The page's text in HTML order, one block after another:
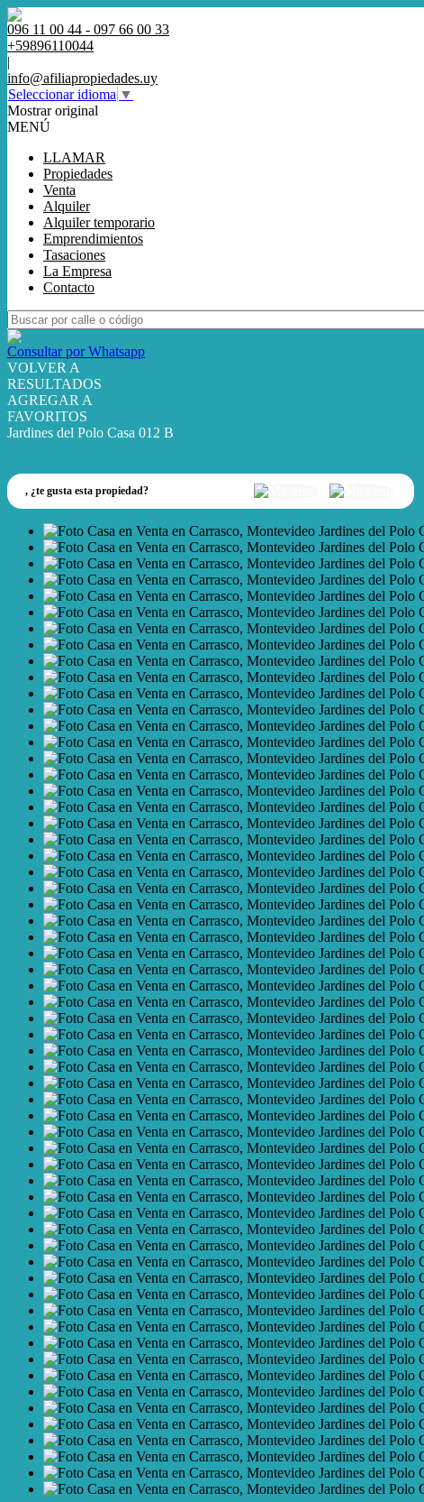
096 11 00 44 - 097 66 00 33
+59896110044
|
info@afiliapropiedades.uy
Seleccionar idioma ▼
Mostrar original
MENÚ
LLAMAR
Propiedades
Venta
Alquiler
Alquiler temporario
Emprendimientos
Tasaciones
La Empresa
Contacto
Consultar por Whatsapp
VOLVER A
RESULTADOS
AGREGAR A
FAVORITOS
Jardines del Polo Casa 012 B
, ¿te gusta esta propiedad?